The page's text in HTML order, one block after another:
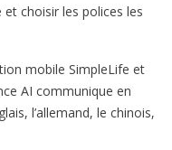
choisir les polices les
mobile SimpleLife et
AI communique en
l’allemand, le chinois,